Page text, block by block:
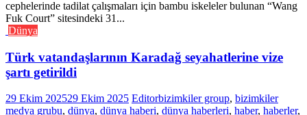
cephelerinde tadilat çalışmaları için bambu iskeleler bulunan “Wang
Fuk Court” sitesindeki 31...
Dünya
Türk vatandaşlarının Karadağ seyahatlerine vize
şartı getirildi
29 Ekim 202529 Ekim 2025 Editorbizimkiler group, bizimkiler
medya grubu, dünya, dünya haberi, dünya haberleri, haber, haberler,